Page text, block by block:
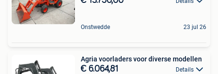
Onstwedde 23 jul 26
Agria voorladers voor diverse modellen
€ 6.064,81 Details